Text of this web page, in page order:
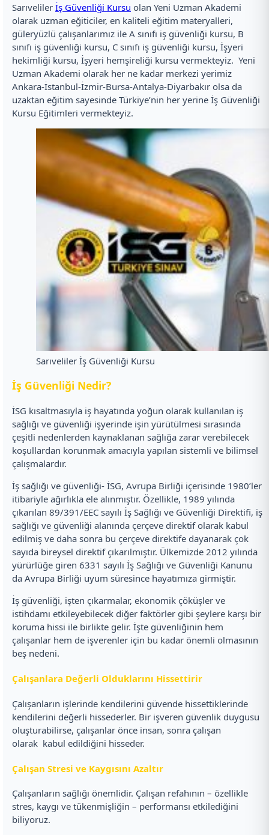
Sarıveliler İş Güvenliği Kursu olan Yeni Uzman Akademi
olarak uzman eğiticiler, en kaliteli eğitim materyalleri,
güleryüzlü çalışanlarımız ile A sınıfı iş güvenliği kursu, B
sınıfı iş güvenliği kursu, C sınıfı iş güvenliği kursu, İşyeri
hekimliği kursu, İşyeri hemşireliği kursu vermekteyiz. Yeni
Uzman Akademi olarak her ne kadar merkezi yerimiz
Ankara-İstanbul-İzmir-Bursa-Antalya-Diyarbakır olsa da
uzaktan eğitim sayesinde Türkiye’nin her yerine İş Güvenliği
Kursu Eğitimleri vermekteyiz.
Sarıveliler İş Güvenliği Kursu
İş Güvenliği Nedir?
İSG kısaltmasıyla iş hayatında yoğun olarak kullanılan iş
sağlığı ve güvenliği işyerinde işin yürütülmesi sırasında
çeşitli nedenlerden kaynaklanan sağlığa zarar verebilecek
koşullardan korunmak amacıyla yapılan sistemli ve bilimsel
çalışmalardır.
İş sağlığı ve güvenliği- İSG, Avrupa Birliği içerisinde 1980’ler
itibariyle ağırlıkla ele alınmıştır. Özellikle, 1989 yılında
çıkarılan 89/391/EEC sayılı İş Sağlığı ve Güvenliği Direktifi, iş
sağlığı ve güvenliği alanında çerçeve direktif olarak kabul
edilmiş ve daha sonra bu çerçeve direktife dayanarak çok
sayıda bireysel direktif çıkarılmıştır. Ülkemizde 2012 yılında
yürürlüğe giren 6331 sayılı İş Sağlığı ve Güvenliği Kanunu
da Avrupa Birliği uyum süresince hayatımıza girmiştir.
İş güvenliği, işten çıkarmalar, ekonomik çöküşler ve
istihdamı etkileyebilecek diğer faktörler gibi şeylere karşı bir
koruma hissi ile birlikte gelir. İşte güvenliğinin hem
çalışanlar hem de işverenler için bu kadar önemli olmasının
beş nedeni.
Çalışanlara Değerli Olduklarını Hissettirir
Çalışanların işlerinde kendilerini güvende hissettiklerinde
kendilerini değerli hissederler. Bir işveren güvenlik duygusu
oluşturabilirse, çalışanlar önce insan, sonra çalışan
olarak kabul edildiğini hisseder.
Çalışan Stresi ve Kaygısını Azaltır
Çalışanların sağlığı önemlidir. Çalışan refahının – özellikle
stres, kaygı ve tükenmişliğin – performansı etkilediğini
biliyoruz.